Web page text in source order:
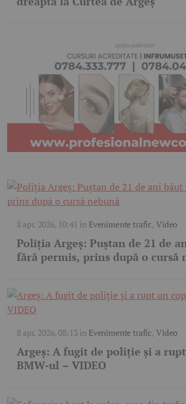
8 apr. 2026, 10:41 în Evenimente trafic,Video
Poliția Argeș: Puștan de 21 de
fără permis, prins după o cursă
8 apr. 2026, 08:13în Evenimente trafic,Video
Argeș: A fugit de poliție și a
BMW-ul – VIDEO